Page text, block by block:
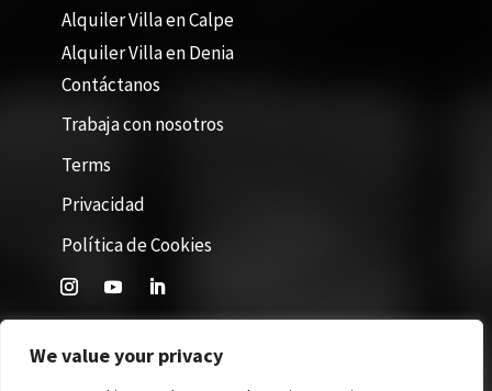
We value your privacy
Alquiler Villa en Calpe
Alquiler Villa en Denia
Contáctanos
Trabaja con nosotros
Terms
Privacidad
Política de Cookies